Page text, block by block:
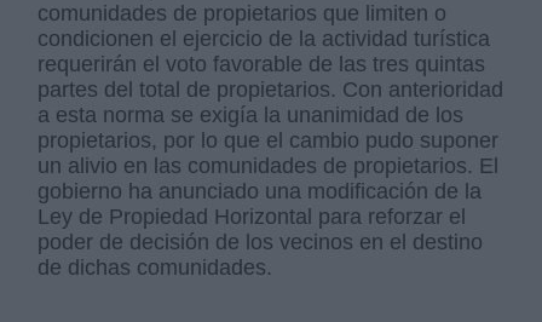
comunidades de propietarios que limiten o
condicionen el ejercicio de la actividad turística
requerirán el voto favorable de las tres quintas
partes del total de propietarios. Con anterioridad
a esta norma se exigía la unanimidad de los
propietarios, por lo que el cambio pudo suponer
un alivio en las comunidades de propietarios. El
gobierno ha anunciado una modificación de la
Ley de Propiedad Horizontal para reforzar el
poder de decisión de los vecinos en el destino
de dichas comunidades.